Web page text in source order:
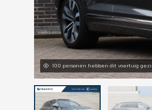
100 personen hebben dit voertuig